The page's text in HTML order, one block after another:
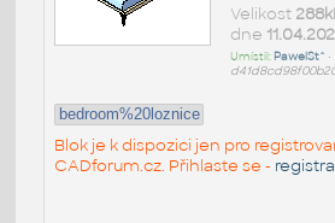
Velikost
dne
Umístil: PawelSt^ •
bedroom%20loznice
Blok je k dispozici jen pro
CADforum.cz. Přihlaste se -